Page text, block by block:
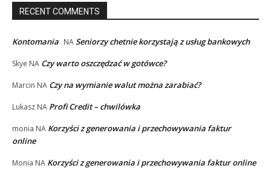
RECENT COMMENTS
Kontomania NASeniorzy chetnie korzystają z usług bankowych
Skye NA Czy warto oszczędzać w gotówce?
Marcin NA Czy na wymianie walut można zarabiać?
Lukasz NA Profi Credit – chwilówka
monia NA Korzyści z generowania i przechowywania faktur
online
Monia NA Korzyści z generowania i przechowywania faktur online